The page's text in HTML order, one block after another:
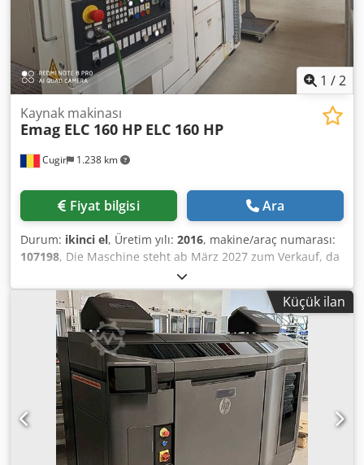
1 /2
Cugir 1.238 km
Kaynak makinası
Emag ELC 160 HP ELC 160 HP
Fiyat bilgisi Ara
Durum: ikinci el, Üretim yılı: 2016, makine/araç numarası:
107198, Die Maschine steht ab März 2027 zum Verkauf, da
sie derzeit noch im Produktionsprozess eingesetzt wird.
Bitte geben Sie Ihr Angebot ab. Preis versteht sich ohne
Verpackung und Transport; Zahlung im Voraus. Bitte
machen Sie uns ein Preisangebot, wenn Sie an der
Maschine interessiert sind. Die Übergabe erfolgt an
unserem Standort. Lieferbedingungen: EXW Cugir,
Rumänien Cjdpfx Adoza T D Ijwjrf Der Käufer kann beim
Abbau der Maschine mitwirken. Der Käufer ist für den
Transport der Maschine verantwortlich. Wir übernehmen
ausschließlich das Verladen der Maschine auf den
Anhänger/LKW mit Gabelstapler oder Kran.
Küçük ilan